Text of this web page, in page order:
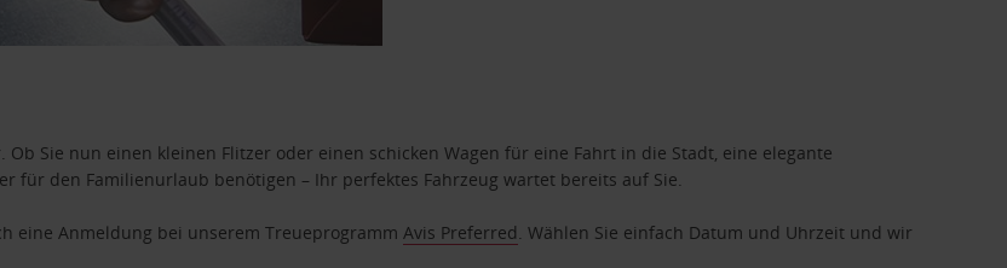
Sie nun einen kleinen Flitzer oder einen schicken Wagen für eine Fahrt in die Stadt, eine elegante
für den Familienurlaub benötigen – Ihr perfektes Fahrzeug wartet bereits auf Sie.
eine Anmeldung bei unserem TreueprogrammAvis Preferred. Wählen Sie einfach Datum und Uhrzeit und wir